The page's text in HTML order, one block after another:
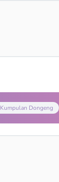
Kumpulan Dongeng